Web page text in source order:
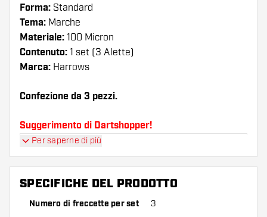
Forma: Standard
Tema: Marche
Materiale: 100 Micron
Contenuto: 1 set (3 Alette)
Marca: Harrows
Confezione da 3 pezzi.
Suggerimento di Dartshopper!
numero di alette e di astine. Questi possono
danneggiarsi o rompersi con l'uso.
Per saperne di più
SPECIFICHE DEL PRODOTTO
Numero di freccette per set 3